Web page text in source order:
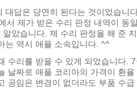
대답은 당연히 된다는 것이었습니
서 제가 받은 수리 판정 내역이 동
았습니다. 제 수리 판정을 해 준
는 역시 애플 소속입니다. ^^
수리를 받을 수 있게 되었습니다.
날짜로 애플 코리아의 가격이 환율
공임은 변경이 없더라도 부품 수급